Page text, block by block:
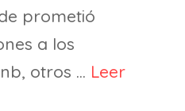
prometió
a los
otros … Leer